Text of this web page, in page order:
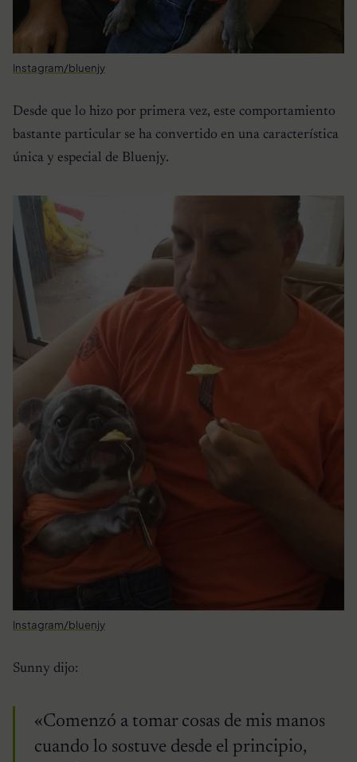
Instagram/bluenjy
Desde que lo hizo por primera vez, este comportamiento
bastante particular se ha convertido en una característica
única y especial de Bluenjy.
Instagram/bluenjy
Sunny dijo:
«Comenzó a tomar cosas de mis manos
cuando lo sostuve desde el principio,